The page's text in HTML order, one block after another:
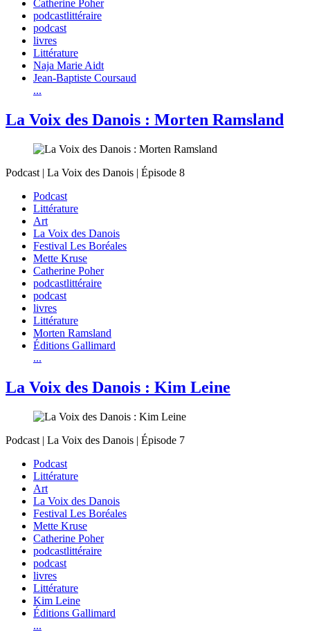
Catherine Poher
podcastlittéraire
podcast
livres
Littérature
Naja Marie Aidt
Jean-Baptiste Coursaud
...
La Voix des Danois : Morten Ramsland
Podcast | La Voix des Danois | Épisode 8
Podcast
Littérature
Art
La Voix des Danois
Festival Les Boréales
Mette Kruse
Catherine Poher
podcastlittéraire
podcast
livres
Littérature
Morten Ramsland
Éditions Gallimard
...
La Voix des Danois : Kim Leine
Podcast | La Voix des Danois | Épisode 7
Podcast
Littérature
Art
La Voix des Danois
Festival Les Boréales
Mette Kruse
Catherine Poher
podcastlittéraire
podcast
livres
Littérature
Kim Leine
Éditions Gallimard
...